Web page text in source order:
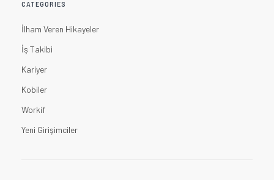
CATEGORIES
İlham Veren Hikayeler
İş Takibi
Kariyer
Kobiler
Workif
Yeni Girişimciler